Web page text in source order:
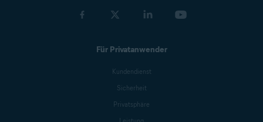
Für Privatanwender
Kundendienst
Sicherheit
Privatsphäre